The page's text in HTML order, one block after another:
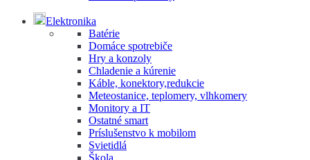
Elektronika
Batérie
Domáce spotrebiče
Hry a konzoly
Chladenie a kúrenie
Káble, konektory,redukcie
Meteostanice, teplomery, vlhkomery
Monitory a IT
Ostatné smart
Príslušenstvo k mobilom
Svietidlá
Škola